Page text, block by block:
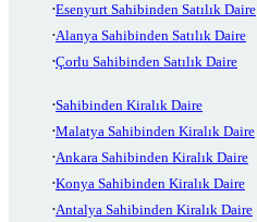
Esenyurt Sahibinden Satılık Daire
Alanya Sahibinden Satılık Daire
Çorlu Sahibinden Satılık Daire
Sahibinden Kiralık Daire
Malatya Sahibinden Kiralık Daire
Ankara Sahibinden Kiralık Daire
Konya Sahibinden Kiralık Daire
Antalya Sahibinden Kiralık Daire